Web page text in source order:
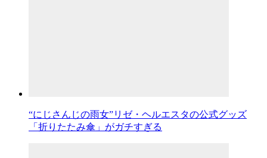
“にじさんじの雨女”リゼ・ヘルエスタの公式グッズ
「折りたたみ傘」がガチすぎる